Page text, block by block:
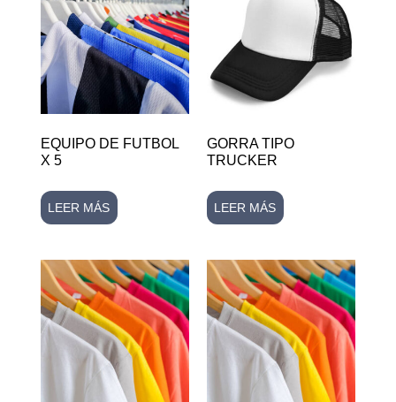
EQUIPO DE FUTBOL
X 5
LEER MÁS
GORRA TIPO
TRUCKER
LEER MÁS